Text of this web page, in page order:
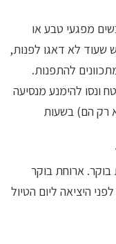
מפגעי טבע או
שעוד לא דאגו לפנות,
להתפנות.
ונסו להימנע מנסיעה
רק הם) בשעות
בוקר. ארוחת בוקר
היציאה ליום הטיול